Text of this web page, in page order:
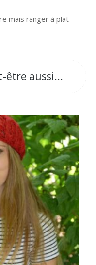
mais ranger à plat
être aussi...